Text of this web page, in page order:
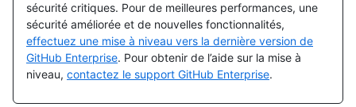
sécurité critiques. Pour de meilleures performances, une
sécurité améliorée et de nouvelles fonctionnalités,
effectuez une mise à niveau vers la dernière version de
GitHub Enterprise. Pour obtenir de l’aide sur la mise à
niveau, contactez le support GitHub Enterprise.